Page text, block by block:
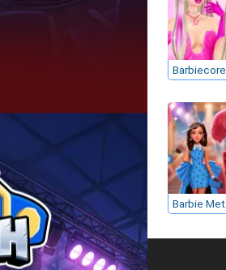
Barbiecore